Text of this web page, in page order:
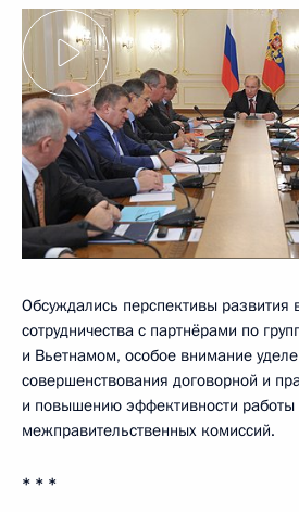
Обсуждались перспективы развития
сотрудничества с партнёрами по
и Вьетнамом, особое внимание
совершенствования договорной и
и повышению эффективности работы
межправительственных комиссий.
* * *